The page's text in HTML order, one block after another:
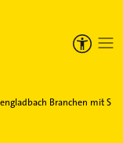
Branchen mit S